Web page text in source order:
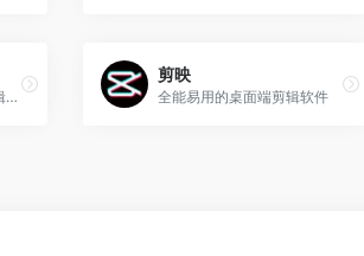
一款专为用户进行视频剪辑推...
剪映
全能易用的桌面端剪辑软件